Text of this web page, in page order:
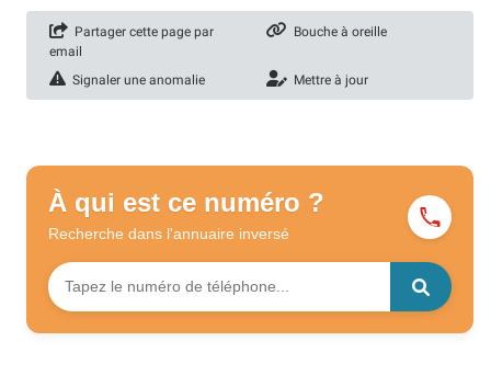
Partager cette page par
email
Bouche à oreille
Signaler une anomalie Mettre à jour
À qui est ce numéro ?
Recherche dans l'annuaire inversé